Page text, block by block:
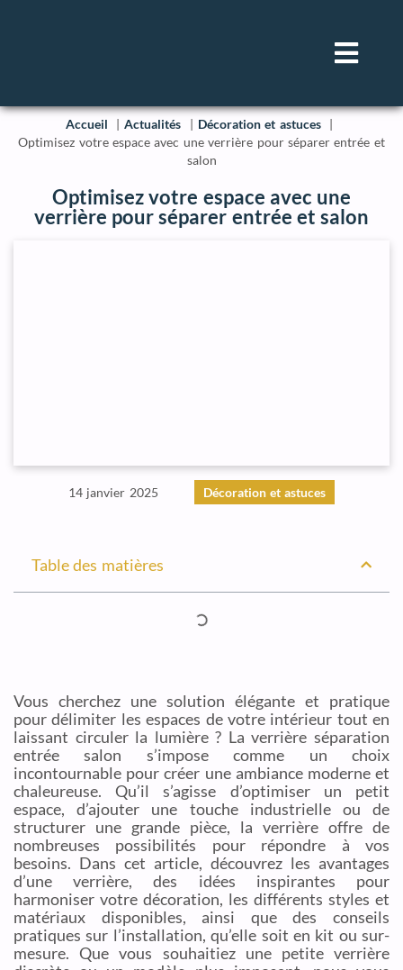
Accueil Actualités
Décoration et astuces
Optimisez votre espace avec une verrière pour séparer entrée et
salon
Optimisez votre espace avec une
verrière pour séparer entrée et salon
14 janvier 2025 Décoration et astuces
Table des matières
Vous cherchez une solution élégante et pratique
pour délimiter les espaces de votre intérieur tout en
laissant circuler la lumière ? La verrière séparation
entrée salon s’impose comme un choix
incontournable pour créer une ambiance moderne et
chaleureuse. Qu’il s’agisse d’optimiser un petit
espace, d’ajouter une touche industrielle ou de
structurer une grande pièce, la verrière offre de
nombreuses possibilités pour répondre à vos
besoins. Dans cet article, découvrez les avantages
d’une verrière, des idées inspirantes pour
harmoniser votre décoration, les différents styles et
matériaux disponibles, ainsi que des conseils
pratiques sur l’installation, qu’elle soit en kit ou sur-
mesure. Que vous souhaitiez une petite verrière